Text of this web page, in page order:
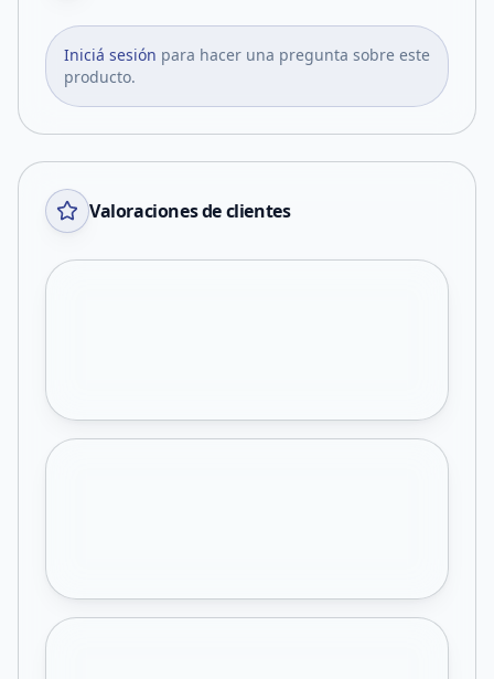
Iniciá sesión para hacer una pregunta sobre este
producto.
Valoraciones de clientes